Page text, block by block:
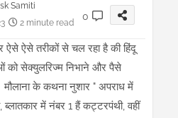
Samiti
2 minute read
0
ऐसे तरीकों से चल रहा है की हिंदू
को सेक्युलरिज्म निभाने और पैसे
के कथना नुशार " अपराध में
ब्लातकार में नंबर 1 हैं कट्टरपंथी, वहीं